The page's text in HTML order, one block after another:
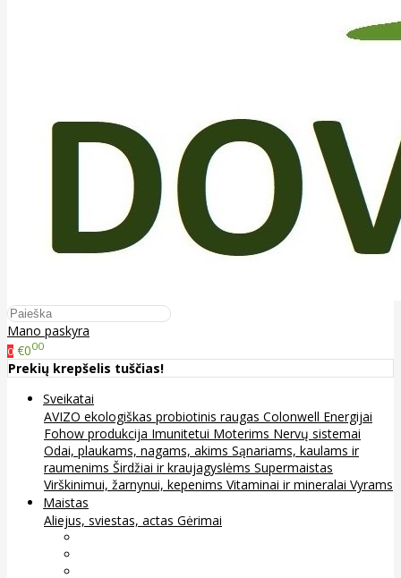
Mano paskyra
0 €000
Prekių krepšelis tuščias!
Sveikatai
AVIZO ekologiškas probiotinis raugas Colonwell Energijai
Fohow produkcija Imunitetui Moterims Nervų sistemai
Odai, plaukams, nagams, akims Sąnariams, kaulams ir
raumenims Širdžiai ir kraujagyslėms Supermaistas
Virškinimui, žarnynui, kepenims Vitaminai ir mineralai Vyrams
Maistas
Aliejus, sviestas, actas Gėrimai